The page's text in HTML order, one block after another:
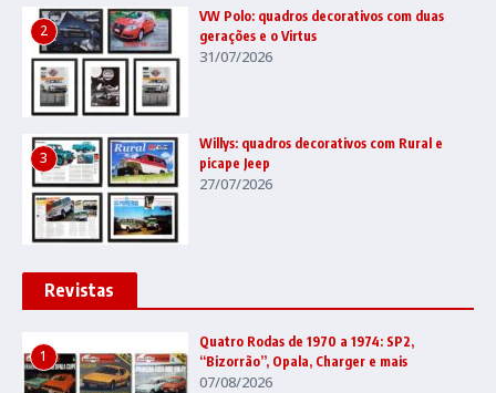
2
VW Polo: quadros decorativos com duas
gerações e o Virtus
31/07/2026
3
Willys: quadros decorativos com Rural e
picape Jeep
27/07/2026
Revistas
1
Quatro Rodas de 1970 a 1974: SP2,
“Bizorrão”, Opala, Charger e mais
07/08/2026